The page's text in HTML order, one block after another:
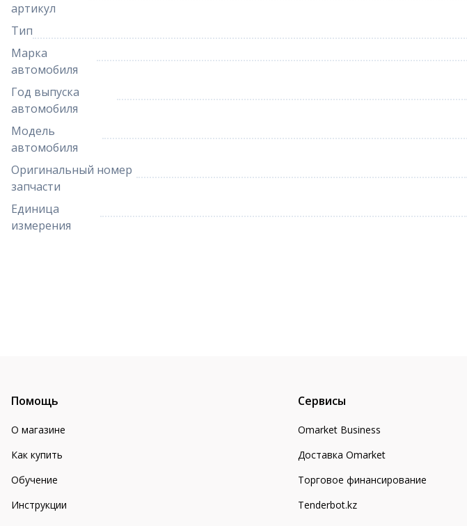
артикул
Тип
Марка
автомобиля
Год выпуска
автомобиля
Модель
автомобиля
Оригинальный номер
запчасти
Единица
измерения
Помощь
О магазине
Как купить
Обучение
Инструкции
Сервисы
Omarket Business
Доставка Omarket
Торговое финансирование
Tenderbot.kz